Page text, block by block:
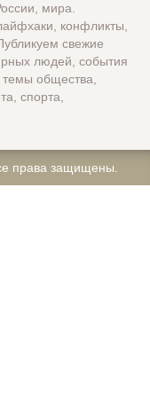
мира.
конфликты,
свежие
людей, события
общества,
спорта,
права защищены.